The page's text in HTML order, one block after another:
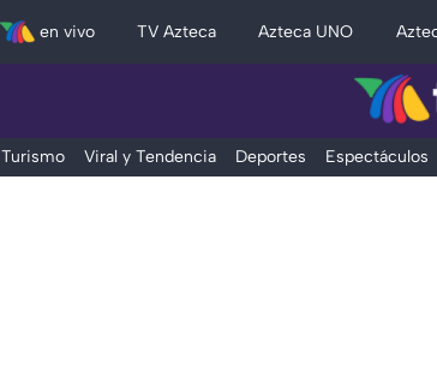
en vivo TV Azteca Azteca UNO
Turismo Viral y Tendencia Deportes Espectáculos